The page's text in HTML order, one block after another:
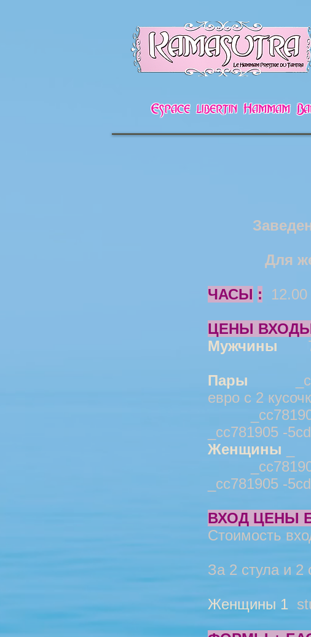
Espace libertin Hammam
Для
ЧАСЫ : 12.00
ЦЕНЫ
Мужчины 70
Пары
евро с 2
_cc781905 -
Женщины
_cc781905 -
ВХОД ЦЕНЫ
Стоимость
За 2 стула и 2
Женщины 1